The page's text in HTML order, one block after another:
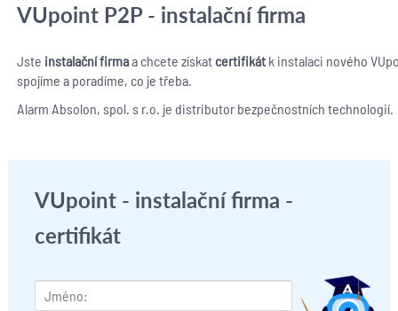
VUpoint P2P - instalační firma
Jste instalační firmaa chcete získat certifikát k instalaci nového
spojíme a poradíme, co je třeba.
Alarm Absolon, spol. s r.o. je distributor bezpečnostních technologií.
VUpoint - instalační firma -
certifikát